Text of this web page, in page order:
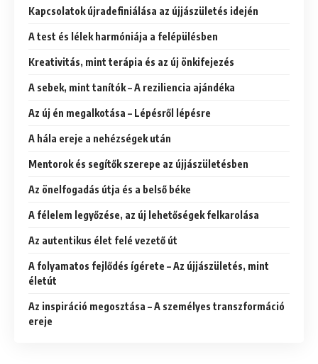
Kapcsolatok újradefiniálása az újjászületés idején
A test és lélek harmóniája a felépülésben
Kreativitás, mint terápia és az új önkifejezés
A sebek, mint tanítók – A reziliencia ajándéka
Az új én megalkotása – Lépésről lépésre
A hála ereje a nehézségek után
Mentorok és segítők szerepe az újjászületésben
Az önelfogadás útja és a belső béke
A félelem legyőzése, az új lehetőségek felkarolása
Az autentikus élet felé vezető út
A folyamatos fejlődés ígérete – Az újjászületés, mint
életút
Az inspiráció megosztása – A személyes transzformáció
ereje